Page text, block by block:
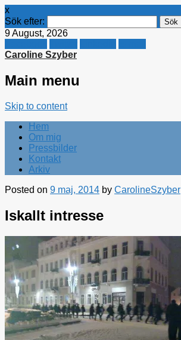
x
Sök efter:
9 August, 2026
Caroline Szyber
Main menu
Skip to content
Hem
Om mig
Pressbilder
Kontakt
Arkiv
Posted on 9 maj, 2014 by CarolineSzyber
Iskallt intresse